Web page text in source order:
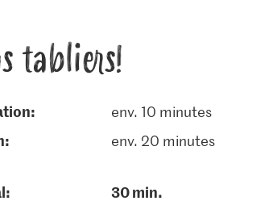
tabliers!
env. 10 minutes
env. 20 minutes
30 min.